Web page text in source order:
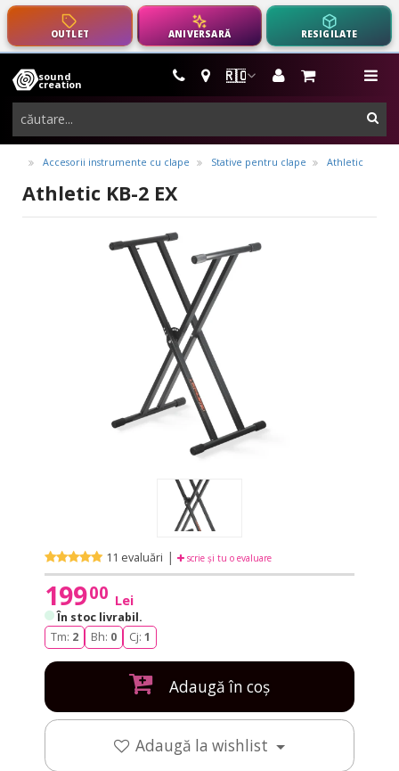
OUTLET ANIVERSARĂ RESIGILATE
🇷🇴
sound
creation
instrumente
muzicale,
echipamente
pro-
audio
Accesorii instrumente cu clape Stative pentru clape Athletic
Athletic KB-2 EX
11 evaluări | scrie și tu o evaluare
19900 Lei
În stoc livrabil.
Tm: 2 Bh: 0 Cj: 1
Adaugă în coș
Adaugă la wishlist